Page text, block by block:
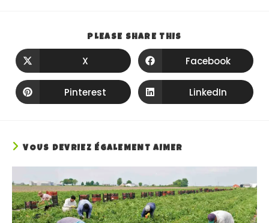
PLEASE SHARE THIS
X Facebook
Pinterest LinkedIn
VOUS DEVRIEZ ÉGALEMENT AIMER